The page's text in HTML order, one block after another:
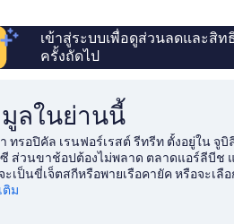
เข้าสู่ระบบเพื่อดูส่วนลดและสิท
ครั้งถัดไป
ลในย่านนี้
ทรอปิคัล เรนฟอร์เรสต์ รีทรีท ตั้งอยู่ใน จู
ส่วนขาช้อปต้องไม่พลาด ตลาดแอร์ลีบีช
ะเป็นขี่เจ็ตสกีหรือพายเรือคายัค หรือจะเ
ดูคู่มือท่องเที่ยว จูบิลีพ็อคเก็ต
ติม